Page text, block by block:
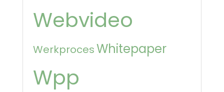
Webvideo
WerkprocesWhitepaper
Wpp